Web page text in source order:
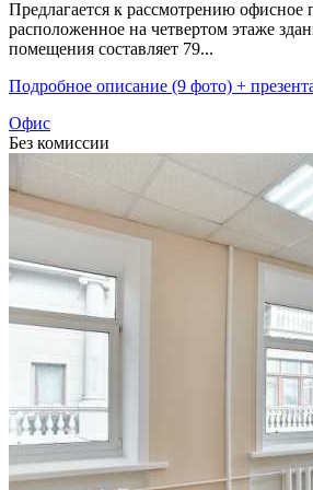
Предлагается к рассмотрению
расположенное на четвертом этаже
помещения составляет 79...
Подробное описание (9 фото) +
Офис
Без комиссии